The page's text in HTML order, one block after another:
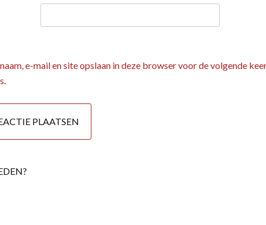
e-mail en site opslaan in deze browser voor de volgende